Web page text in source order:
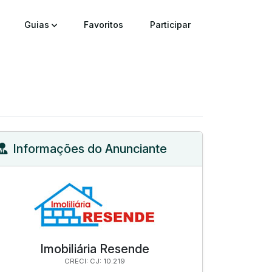
Guias Favoritos Participar
Informações do Anunciante
Imobiliária Resende
CRECI: CJ: 10.219